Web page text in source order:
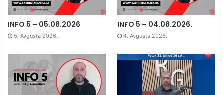
INFO 5 – 05.08.2026
5. Avgusta 2026.
INFO 5 – 04.08.2026.
4. Avgusta 2026.